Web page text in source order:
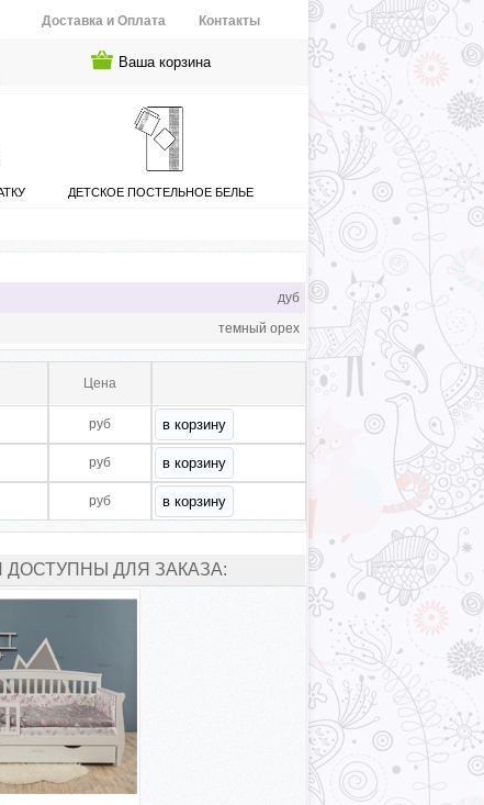
Доставка и Оплата Контакты
Ваша корзина
ДЕТСКОЕ ПОСТЕЛЬНОЕ БЕЛЬЕ
дуб
темный орех
Цена
руб
руб
руб
ДОСТУПНЫ ДЛЯ ЗАКАЗА: